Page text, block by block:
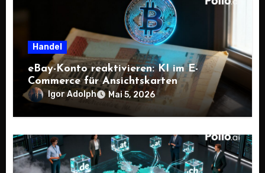
Handel
eBay-Konto reaktivieren: KI im E-
Commerce für Ansichtskarten
Igor Adolph Mai 5, 2026